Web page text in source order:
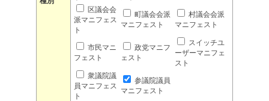
区議会会
派マニフェス
ト
町議会会派
マニフェスト
村議会会派
マニフェスト
市民マニ
フェスト
政党マニフ
ェスト
スイッチユ
ーザーマニフェ
スト
衆議院議
員マニフェス
ト
参議院議員
マニフェスト